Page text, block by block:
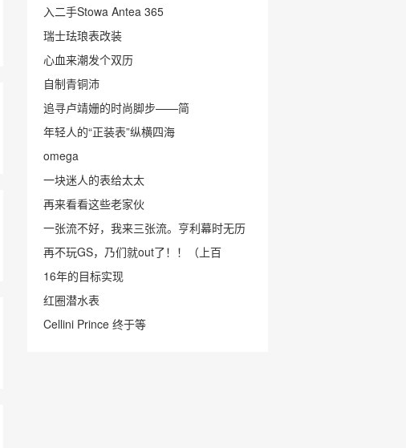
入二手Stowa Antea 365
瑞士珐琅表改装
心血来潮发个双历
自制青铜沛
追寻卢靖姗的时尚脚步——简
年轻人的“正装表”纵横四海
omega
一块迷人的表给太太
再来看看这些老家伙
一张流不好，我来三张流。亨利幕时无历
再不玩GS，乃们就out了！！（上百
16年的目标实现
红圈潜水表
Cellini Prince 终于等